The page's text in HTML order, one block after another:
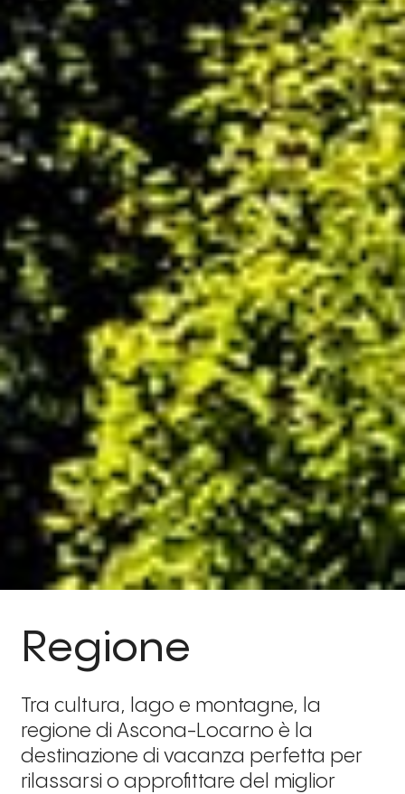
Regione
Tra cultura, lago e montagne, la
regione di Ascona-Locarno è la
destinazione di vacanza perfetta per
rilassarsi o approfittare del miglior